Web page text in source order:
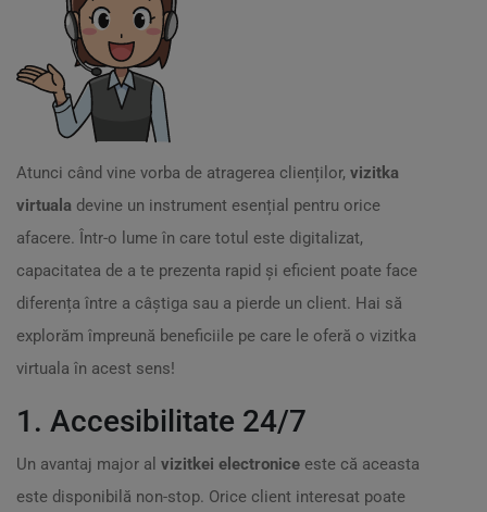
Atunci când vine vorba de atragerea clienților, vizitka
virtuala devine un instrument esențial pentru orice
afacere. Într-o lume în care totul este digitalizat,
capacitatea de a te prezenta rapid și eficient poate face
diferența între a câștiga sau a pierde un client. Hai să
explorăm împreună beneficiile pe care le oferă o vizitka
virtuala în acest sens!
1. Accesibilitate 24/7
Un avantaj major al vizitkei electronice este că aceasta
este disponibilă non-stop. Orice client interesat poate